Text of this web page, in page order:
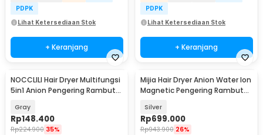
PDPK
Lihat Ketersediaan Stok
+ Keranjang
PDPK
Lihat Ketersediaan Stok
+ Keranjang
NOCCLILI Hair Dryer Multifungsi
5in1 Anion Pengering Rambut
Gray
Rp148.400
Rp224.900 35%
Mijia Hair Dryer Anion Water Ion
Magnetic Pengering Rambut
Silver
Rp699.000
Rp943.900 26%